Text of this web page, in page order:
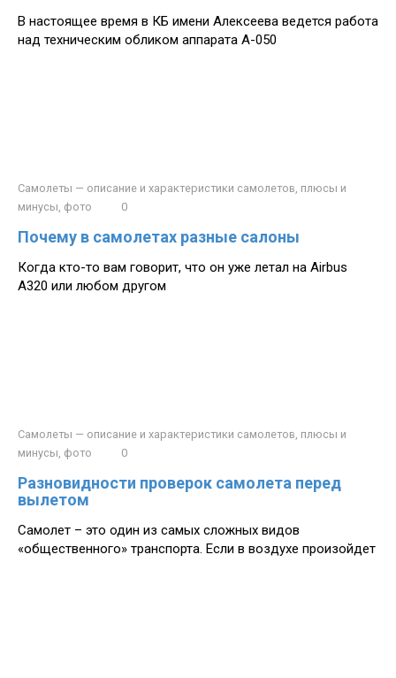
В настоящее время в КБ имени Алексеева ведется работа
над техническим обликом аппарата А-050
Самолеты — описание и характеристики самолетов, плюсы и
минусы, фото
0
Почему в самолетах разные салоны
Когда кто-то вам говорит, что он уже летал на Airbus
A320 или любом другом
Самолеты — описание и характеристики самолетов, плюсы и
минусы, фото
0
Разновидности проверок самолета перед
вылетом
Самолет – это один из самых сложных видов
«общественного» транспорта. Если в воздухе произойдет